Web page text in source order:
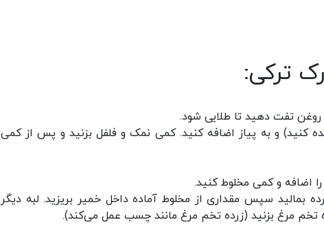
ترکی:
کنید) و به پیاز اضافه کنید. کمی نمک و فلفل بزنید و پس از کمی
بمالید سپس مقداری از مخلوط آماده داخل خمیر بریزید. لبه دیگر
تخم مرغ بزنید (زرده تخم مرغ مانند چسب عمل می‌کند).